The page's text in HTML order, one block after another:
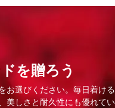
を贈ろう
お選びください。毎日着ける
美しさと耐久性にも優れてい